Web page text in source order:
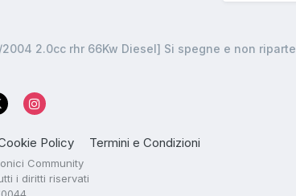
2.0cc rhr 66Kw Diesel] Si spegne e non riparte
Policy Termini e Condizioni
Community
i diritti riservati